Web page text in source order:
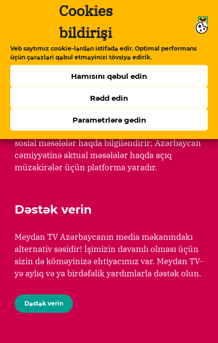
Cookies
bildirişi
Veb saytımız cookie-lərdən istifadə edir. Optimal performans
üçün çərəzləri qəbul etməyinizi tövsiyə edirik.
Hamısını qəbul edin
Rədd edin
Parametrlərə gedin
Cəmiyyətin aktiv üzvlərini siyasi, iqtisadi və
sosial məsələlər haqda bilgiləndirir; Azərbaycan
cəmiyyətinə aktual məsələlər haqda açıq
müzakirələr üçün platforma yaradır.
Dəstək verin
Meydan TV Azərbaycanın media məkanındakı
alternativ səsidir! İşimizin davamlı olması üçün
sizin də köməyinizə ehtiyacımız var. Meydan TV-
yə aylıq və ya birdəfəlik yardımlarla dəstək olun.
Dəstək verin